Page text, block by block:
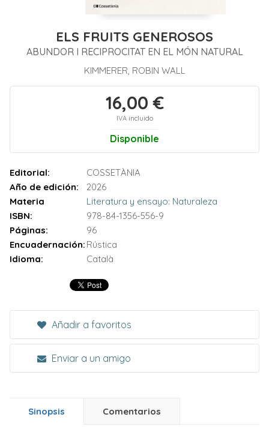
ELS FRUITS GENEROSOS
ABUNDOR I RECIPROCITAT EN EL MÓN NATURAL
KIMMERER, ROBIN WALL
16,00 €
IVA incluido
Disponible
Editorial:
COSSETÀNIA
Año de edición:
2026
Materia
Literatura y ensayo: Naturaleza
ISBN:
978-84-1356-556-9
Páginas:
96
Encuadernación: Rústica
Idioma:
Català
Añadir a favoritos
Enviar a un amigo
Sinopsis Comentarios